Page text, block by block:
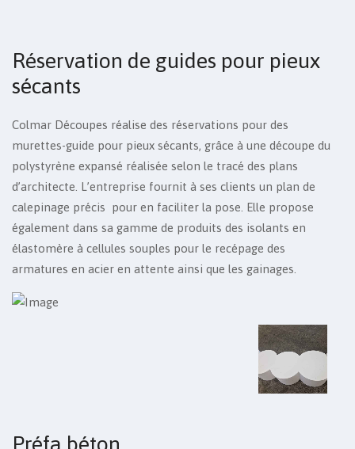
Réservation de guides pour pieux
sécants
Colmar Découpes réalise des réservations pour des
murettes-guide pour pieux sécants, grâce à une découpe du
polystyrène expansé réalisée selon le tracé des plans
d’architecte. L’entreprise fournit à ses clients un plan de
calepinage précis pour en faciliter la pose. Elle propose
également dans sa gamme de produits des isolants en
élastomère à cellules souples pour le recépage des
armatures en acier en attente ainsi que les gainages.
Préfa béton